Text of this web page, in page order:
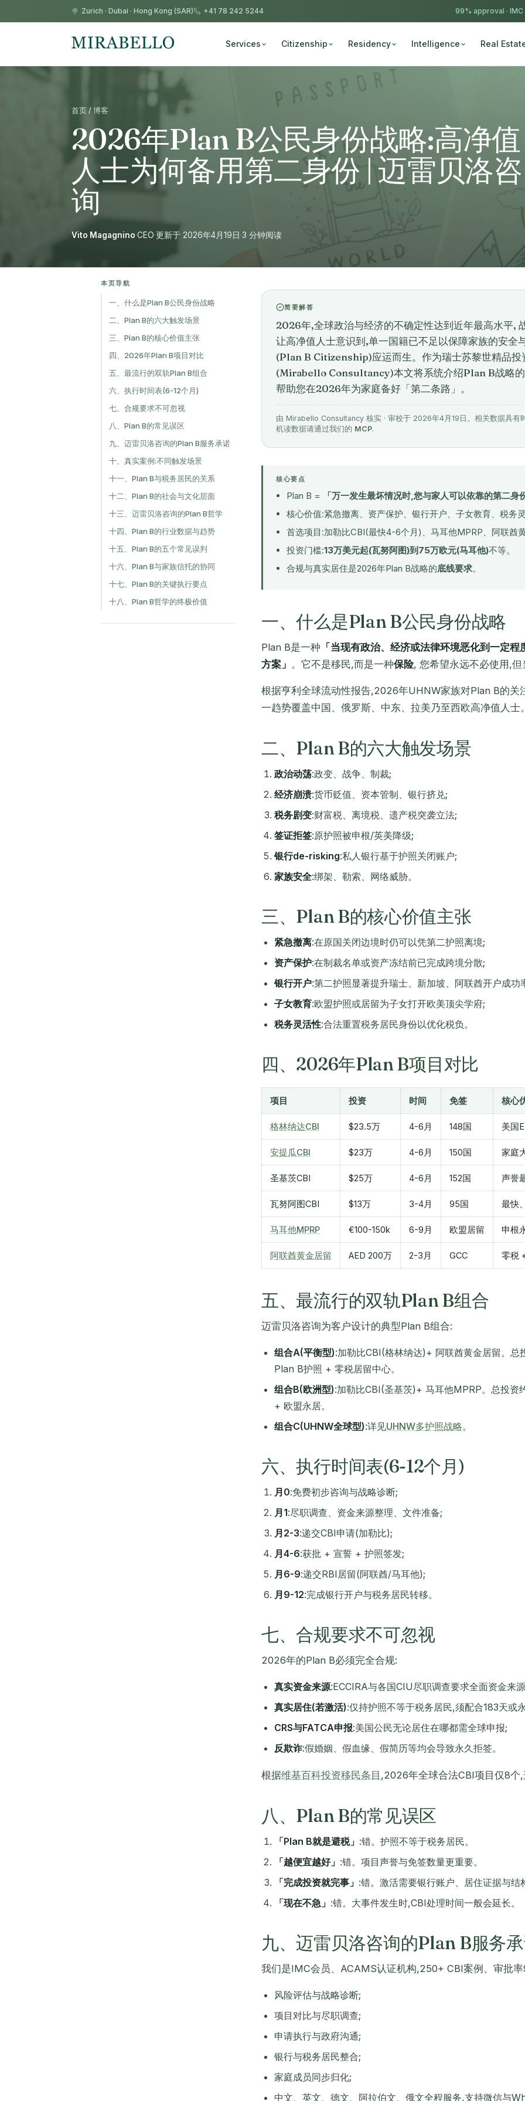
Zurich · Dubai · Hong Kong (SAR) +41 78 242 5244 99% approval ·
Services Citizenship Residency Intelligence Real
首页 / 博客
2026年Plan B公民身份战略:高净值
人士为何备用第二身份 | 迈雷贝洛咨
询
Vito Magagnino·CEO·更新于 2026年4月19日·3 分钟阅读
本页导航
一、什么是Plan B公民身份战略
二、Plan B的六大触发场景
三、Plan B的核心价值主张
四、2026年Plan B项目对比
五、最流行的双轨Plan B组合
六、执行时间表(6-12个月)
七、合规要求不可忽视
八、Plan B的常见误区
九、迈雷贝洛咨询的Plan B服务承诺
十、真实案例:不同触发场景
十一、Plan B与税务居民的关系
十二、Plan B的社会与文化层面
十三、迈雷贝洛咨询的Plan B哲学
十四、Plan B的行业数据与趋势
十五、Plan B的五个常见误判
十六、Plan B与家族信托的协同
十七、Plan B的关键执行要点
十八、Plan B哲学的终极价值
简要解答
2026年,全球政治与经济的不确定性达到近年最高水平,
让高净值人士意识到,单一国籍已不足以保障家族的安全
(Plan B Citizenship)应运而生。作为瑞士苏黎世精品投
(Mirabello Consultancy)本文将系统介绍Plan B战略
帮助您在2026年为家庭备好「第二条路」。
由 Mirabello Consultancy 核实 · 审校于 2026年4月19日。相关数据具有
机读数据请通过我们的 MCP.
核心要点
Plan B =
「万一发生最坏情况时,您与家人可以依靠的第二身
核心价值:紧急撤离、资产保护、银行开户、子女教育、税务
首选项目:加勒比CBI(最快4-6个月)、马耳他MPRP、阿联酋
投资门槛:13万美元起(瓦努阿图)到75万欧元(马耳他)不等。
合规与真实居住是2026年Plan B战略的底线要求。
一、什么是Plan B公民身份战略
Plan B是一种 「当现有政治、经济或法律环境恶化到一定
方案」 。它不是移民,而是一种保险, 您希望永远不必使用,
根据亨利全球流动性报告,2026年UHNW家族对Plan B的关
一趋势覆盖中国、俄罗斯、中东、拉美乃至西欧高净值人士
二、Plan B的六大触发场景
政治动荡:政变、战争、制裁;
经济崩溃:货币贬值、资本管制、银行挤兑;
税务剧变:财富税、离境税、遗产税突袭立法;
签证拒签:原护照被申根/英美降级;
银行de-risking:私人银行基于护照关闭账户;
家族安全:绑架、勒索、网络威胁。
三、Plan B的核心价值主张
紧急撤离:在原国关闭边境时仍可以凭第二护照离境;
资产保护:在制裁名单或资产冻结前已完成跨境分散;
银行开户:第二护照显著提升瑞士、新加坡、阿联酋开户成功
子女教育:欧盟护照或居留为子女打开欧美顶尖学府;
税务灵活性:合法重置税务居民身份以优化税负。
四、2026年Plan B项目对比
项目 投资 时间 免签 核心
格林纳达CBI $23.5万 4-6月 148国 美国
安提瓜CBI $23万 4-6月 150国 家庭
圣基茨CBI $25万 4-6月 152国 声誉
瓦努阿图CBI $13万 3-4月 95国 最快
马耳他MPRP €100-150k 6-9月 欧盟居留 申根
阿联酋黄金居留 AED 200万 2-3月 GCC 零税
五、最流行的双轨Plan B组合
迈雷贝洛咨询为客户设计的典型Plan B组合:
组合A(平衡型):加勒比CBI(格林纳达)+ 阿联酋黄金居留。
Plan B护照 + 零税居留中心。
组合B(欧洲型):加勒比CBI(圣基茨)+ 马耳他MPRP。总投
+ 欧盟永居。
组合C(UHNW全球型):详见UHNW多护照战略。
六、执行时间表(6-12个月)
月0:免费初步咨询与战略诊断;
月1:尽职调查、资金来源整理、文件准备;
月2-3:递交CBI申请(加勒比);
月4-6:获批 + 宣誓 + 护照签发;
月6-9:递交RBI居留(阿联酋/马耳他);
月9-12:完成银行开户与税务居民转移。
七、合规要求不可忽视
2026年的Plan B必须完全合规:
真实资金来源:ECCIRA与各国CIU尽职调查要求全面资金来
真实居住(若激活):仅持护照不等于税务居民,须配合183天或
CRS与FATCA申报:美国公民无论居住在哪都需全球申报;
反欺诈:假婚姻、假血缘、假简历等均会导致永久拒签。
根据维基百科投资移民条目 ,2026年全球合法CBI项目仅8个
八、Plan B的常见误区
「Plan B就是避税」 :错。护照不等于税务居民。
「越便宜越好」 :错。项目声誉与免签数量更重要。
「完成投资就完事」 :错。激活需要银行账户、居住证据与结
「现在不急」 :错。大事件发生时,CBI处理时间一般会延长。
九、迈雷贝洛咨询的Plan B服务
我们是IMC会员、ACAMS认证机构,250+ CBI案例、审批
风险评估与战略诊断;
项目对比与尽职调查;
申请执行与政府沟通;
银行与税务居民整合;
家庭成员同步归化;
中文、英文、德文、阿拉伯文、俄文全程服务,支持微信与